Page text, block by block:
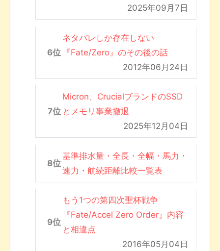
2025年09月7日
ネタバレしか存在しない
『Fate/Zero』のその後の話
2012年06月24日
Micron、CrucialブランドのSSD
とメモリ事業撤退
2025年12月04日
基準排水量・全長・全幅・馬力・
速力・航続距離比較一覧表
もう1つの第四次聖杯戦争
『Fate/Accel Zero Order』内容
と相違点
2016年05月04日